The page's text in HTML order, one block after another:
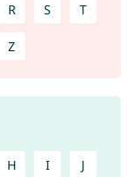
R S T
Z
H I J